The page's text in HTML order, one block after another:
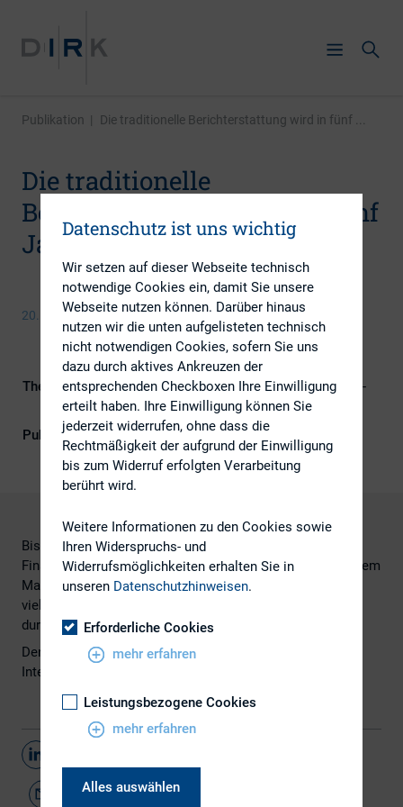
Publikation | Die traditionelle Berichterstattung wird in fünf ...
Die traditionelle
Berichterstattung wird in fünf
Jahren verschwinden
20. Oktober 2017
Themengebiete
Berichterstattung, Digitalisierung, IR-
Kompetenz
Publikationsform
Externe Publikationen
Bisher werden die Vorteile der vollständig digitalen
Finanzberichterstattung häufig noch überschattet von einem
Mangel an Vertrauen der Stakeholder. Aber aufgrund der
vielfachen Analysemöglichkeiten wird sie sich zukünftig
durchsetzen.
Den vollständigen Artikel finden Sie
Internetseite vom
Datenschutz ist uns wichtig
Wir setzen auf dieser Webseite technisch
notwendige Cookies ein, damit Sie unsere
Webseite nutzen können. Darüber hinaus
nutzen wir die unten aufgelisteten technisch
nicht notwendigen Cookies, sofern Sie uns
dazu durch aktives Ankreuzen der
entsprechenden Checkboxen Ihre Einwilligung
erteilt haben. Ihre Einwilligung können Sie
jederzeit widerrufen, ohne dass die
Rechtmäßigkeit der aufgrund der Einwilligung
bis zum Widerruf erfolgten Verarbeitung
berührt wird.
Weitere Informationen zu den Cookies sowie
Ihren Widerspruchs- und
Widerrufsmöglichkeiten erhalten Sie in
unseren Datenschutzhinweisen.
Erforderliche Cookies
mehr erfahren
Leistungsbezogene Cookies
mehr erfahren
Alles auswählen